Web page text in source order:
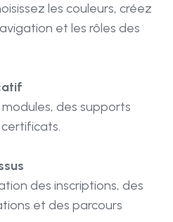
les couleurs, créez
et les rôles des
des supports
des inscriptions, des
et des parcours